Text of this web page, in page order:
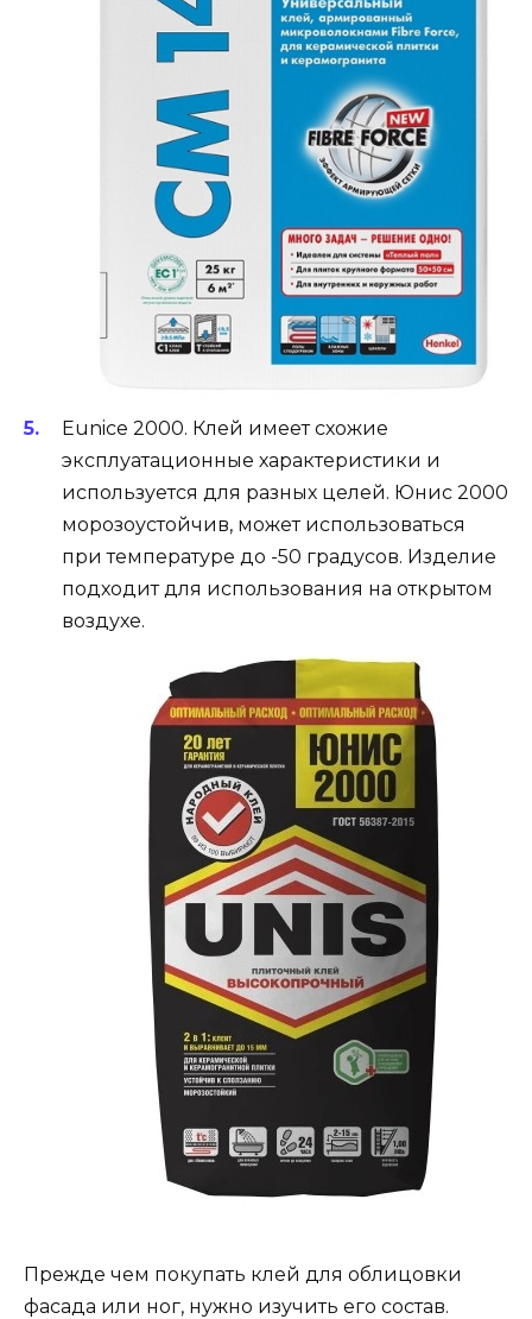
Eunice 2000. Клей имеет схожие
эксплуатационные характеристики и
используется для разных целей. Юнис 2000
морозоустойчив, может использоваться
при температуре до -50 градусов. Изделие
подходит для использования на открытом
воздухе.
Прежде чем покупать клей для облицовки
фасада или ног, нужно изучить его состав.